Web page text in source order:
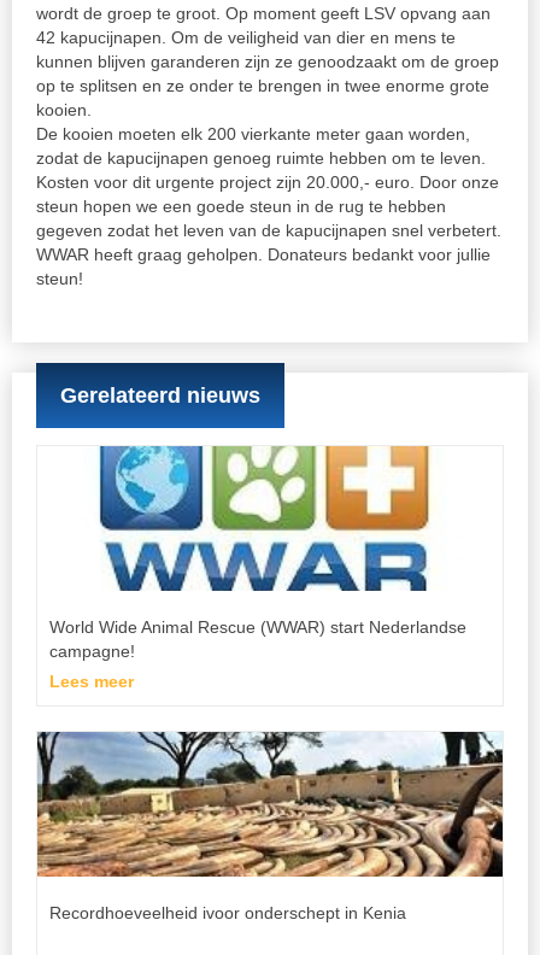
wordt de groep te groot. Op moment geeft LSV opvang aan
42 kapucijnapen. Om de veiligheid van dier en mens te
kunnen blijven garanderen zijn ze genoodzaakt om de groep
op te splitsen en ze onder te brengen in twee enorme grote
kooien.
De kooien moeten elk 200 vierkante meter gaan worden,
zodat de kapucijnapen genoeg ruimte hebben om te leven.
Kosten voor dit urgente project zijn 20.000,- euro. Door onze
steun hopen we een goede steun in de rug te hebben
gegeven zodat het leven van de kapucijnapen snel verbetert.
WWAR heeft graag geholpen. Donateurs bedankt voor jullie
steun!
Gerelateerd nieuws
World Wide Animal Rescue (WWAR) start Nederlandse
campagne!
Lees meer
Recordhoeveelheid ivoor onderschept in Kenia